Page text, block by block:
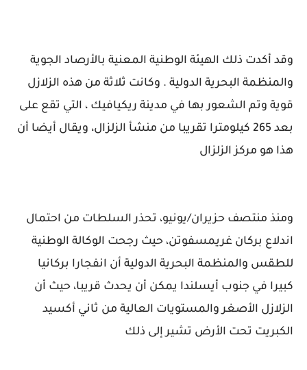
وقد أكدت ذلك الهيئة الوطنية المعنية بالأرصاد الجوية
والمنظمة البحرية الدولية . وكانت ثلاثة من هذه الزلازل
قوية وتم الشعور بها في مدينة ريكيافيك ، التي تقع على
بعد 265 كيلومترا تقريبا من منشأ الزلزال، ويقال أيضا أن
هذا هو مركز الزلزال
ومنذ منتصف حزيران/يونيو، تحذر السلطات من احتمال
اندلاع بركان غريمسفوتن، حيث رجحت الوكالة الوطنية
للطقس والمنظمة البحرية الدولية أن انفجارا بركانيا
كبيرا في جنوب أيسلندا يمكن أن يحدث قريبا، حيث أن
الزلازل الأصغر والمستويات العالية من ثاني أكسيد
الكبريت تحت الأرض تشير إلى ذلك